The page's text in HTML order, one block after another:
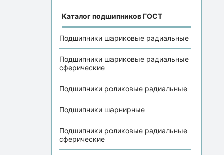
Каталог подшипников ГОСТ
Подшипники шариковые радиальные
Подшипники шариковые радиальные
сферические
Подшипники роликовые радиальные
Подшипники шарнирные
Подшипники роликовые радиальные
сферические